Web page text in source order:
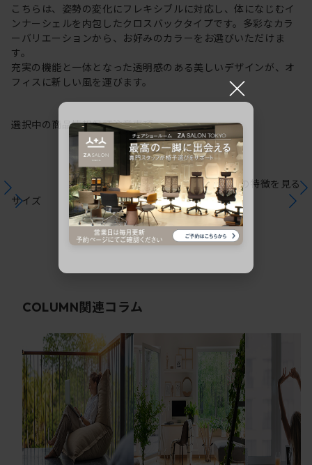
こちらは、姿勢の変化にフレキシブルに対応し、体になじむイ
ンナーシェルを内包したクロスバックタイプです。多彩なカラ
ーバリエーションから、お好みのカラーをお選びいただけま
す。
充実の機能と一体となった透明感のある美しいデザインが、オ
フィスに新しい風を運びます。
選択中の商品情報保証注意事項
サイズ
シリーズの特徴を見る
COLUMN関連コラム
×